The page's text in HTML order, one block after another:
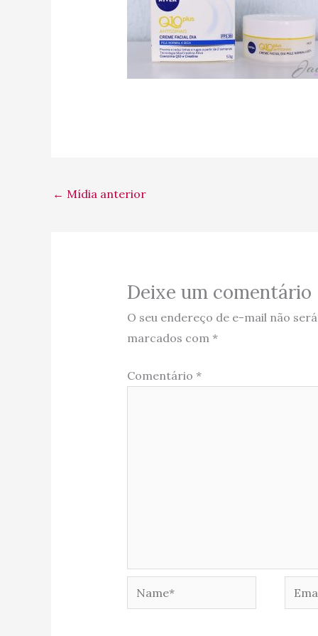
← Mídia anterior
Deixe um comentário
O seu endereço de e-mail não
marcados com *
Comentário *